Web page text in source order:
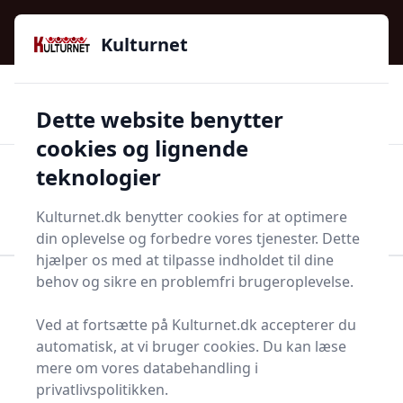
Kulturnet - Alt Det Gode I Livet | Din Kulturguide Siden
2016
97 kategorier 👍Kun godkendte butikker
Start søgning
Bolig og indretning
Terrasse og have
Træperler - 102 på lager
Kulturnet
Dette website benytter
cookies og lignende
teknologier
Kulturnet.dk benytter cookies for at optimere
din oplevelse og forbedre vores tjenester. Dette
hjælper os med at tilpasse indholdet til dine
behov og sikre en problemfri brugeroplevelse.
Ved at fortsætte på Kulturnet.dk accepterer du
automatisk, at vi bruger cookies. Du kan læse
mere om vores databehandling i
privatlivspolitikken.